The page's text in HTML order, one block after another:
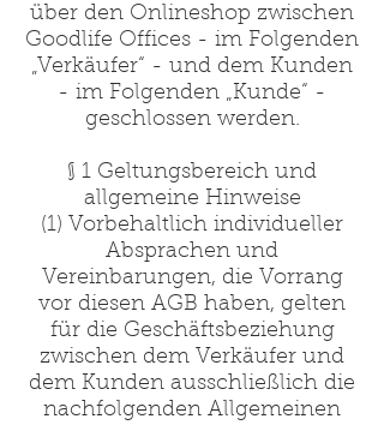
über den Onlineshop zwischen
Goodlife Offices - im Folgenden
„Verkäufer“ - und dem Kunden
- im Folgenden „Kunde“ -
geschlossen werden.
§ 1 Geltungsbereich und
allgemeine Hinweise
(1) Vorbehaltlich individueller
Absprachen und
Vereinbarungen, die Vorrang
vor diesen AGB haben, gelten
für die Geschäftsbeziehung
zwischen dem Verkäufer und
dem Kunden ausschließlich die
nachfolgenden Allgemeinen